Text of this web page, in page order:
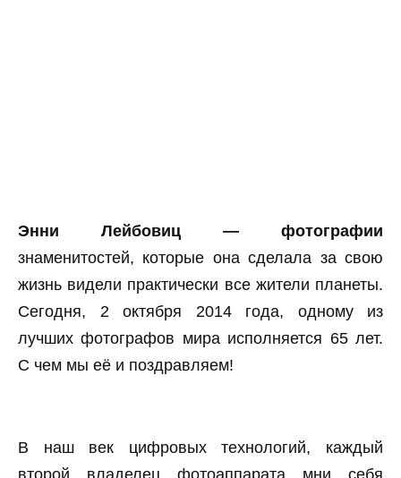
Энни Лейбовиц — фотографии
знаменитостей, которые она сделала за свою
жизнь видели практически все жители планеты.
Сегодня, 2 октября 2014 года, одному из
лучших фотографов мира исполняется 65 лет.
С чем мы её и поздравляем!
В наш век цифровых технологий, каждый
второй владелец фотоаппарата мни себя